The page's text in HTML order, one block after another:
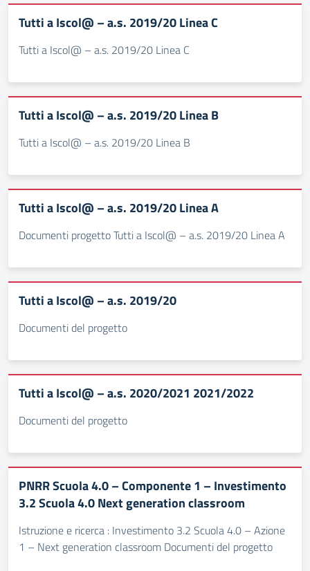
Tutti a Iscol@ – a.s. 2019/20 Linea C
Tutti a Iscol@ – a.s. 2019/20 Linea C
Tutti a Iscol@ – a.s. 2019/20 Linea B
Tutti a Iscol@ – a.s. 2019/20 Linea B
Tutti a Iscol@ – a.s. 2019/20 Linea A
Documenti progetto Tutti a Iscol@ – a.s. 2019/20 Linea A
Tutti a Iscol@ – a.s. 2019/20
Documenti del progetto
Tutti a Iscol@ – a.s. 2020/2021 2021/2022
Documenti del progetto
PNRR Scuola 4.0 – Componente 1 – Investimento
3.2 Scuola 4.0 Next generation classroom
Istruzione e ricerca : Investimento 3.2 Scuola 4.0 – Azione
1 – Next generation classroom Documenti del progetto